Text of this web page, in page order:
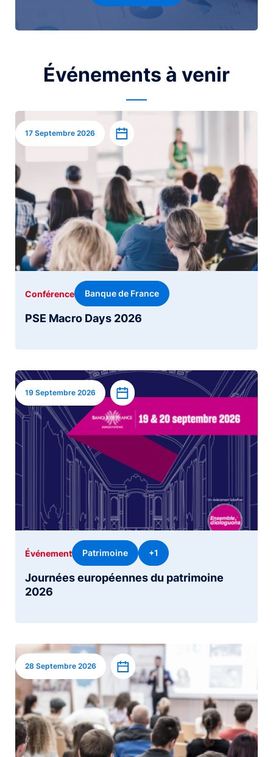
Événements à venir
Image
17 Septembre 2026 Ajouter à l’agenda
PSE Macro Days 2026
Conférence Banque de France
Image
19 Septembre 2026 Ajouter à l’agenda
Journées européennes du patrimoine
2026
Événement Patrimoine +1
Image
28 Septembre 2026 Ajouter à l’agenda